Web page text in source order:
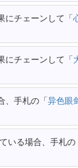
にチェーンして「
にチェーンして「
、手札の「异色眼
いる場合、手札の